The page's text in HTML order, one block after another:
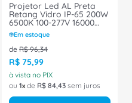
Projetor Led AL Preta
Retang Vidro IP-65 200W
6500K 100-277V 16000
Lúmens Bellalux 7023936
Ledvance
Em estoque
de R$ 96,34
R$ 75,99
à vista no PIX
ou 1 de R$ 84,43 sem juros